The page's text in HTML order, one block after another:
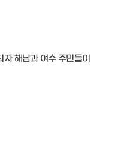
자 해남과 여수 주민들이